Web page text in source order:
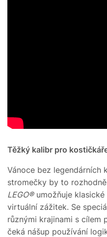
Těžký kalibr pro
Vánoce bez legendárních
stromečky by to
LEGO®umožňuje
virtuální zážitek. Se
různými krajinami s cílem
čeká nášup používání